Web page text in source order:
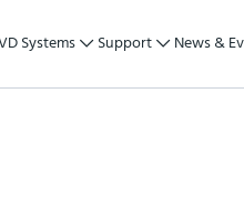
Systems Support News &